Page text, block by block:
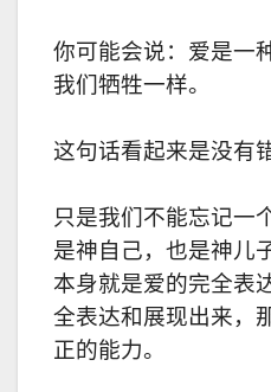
你可能会说：爱是一
我们牺牲一样。
这句话看起来是没有
只是我们不能忘记一
是神自己，也是神儿
本身就是爱的完全表
全表达和展现出来，
正的能力。